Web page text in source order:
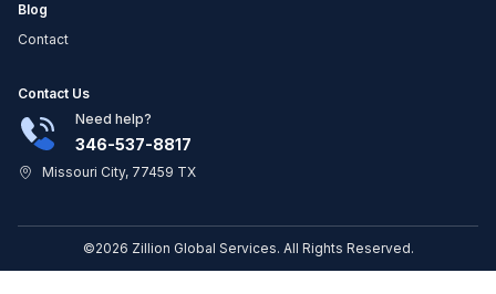
Blog
Contact
Contact Us
Need help?
346-537-8817
Missouri City, 77459 TX
©2026 Zillion Global Services. All Rights Reserved.